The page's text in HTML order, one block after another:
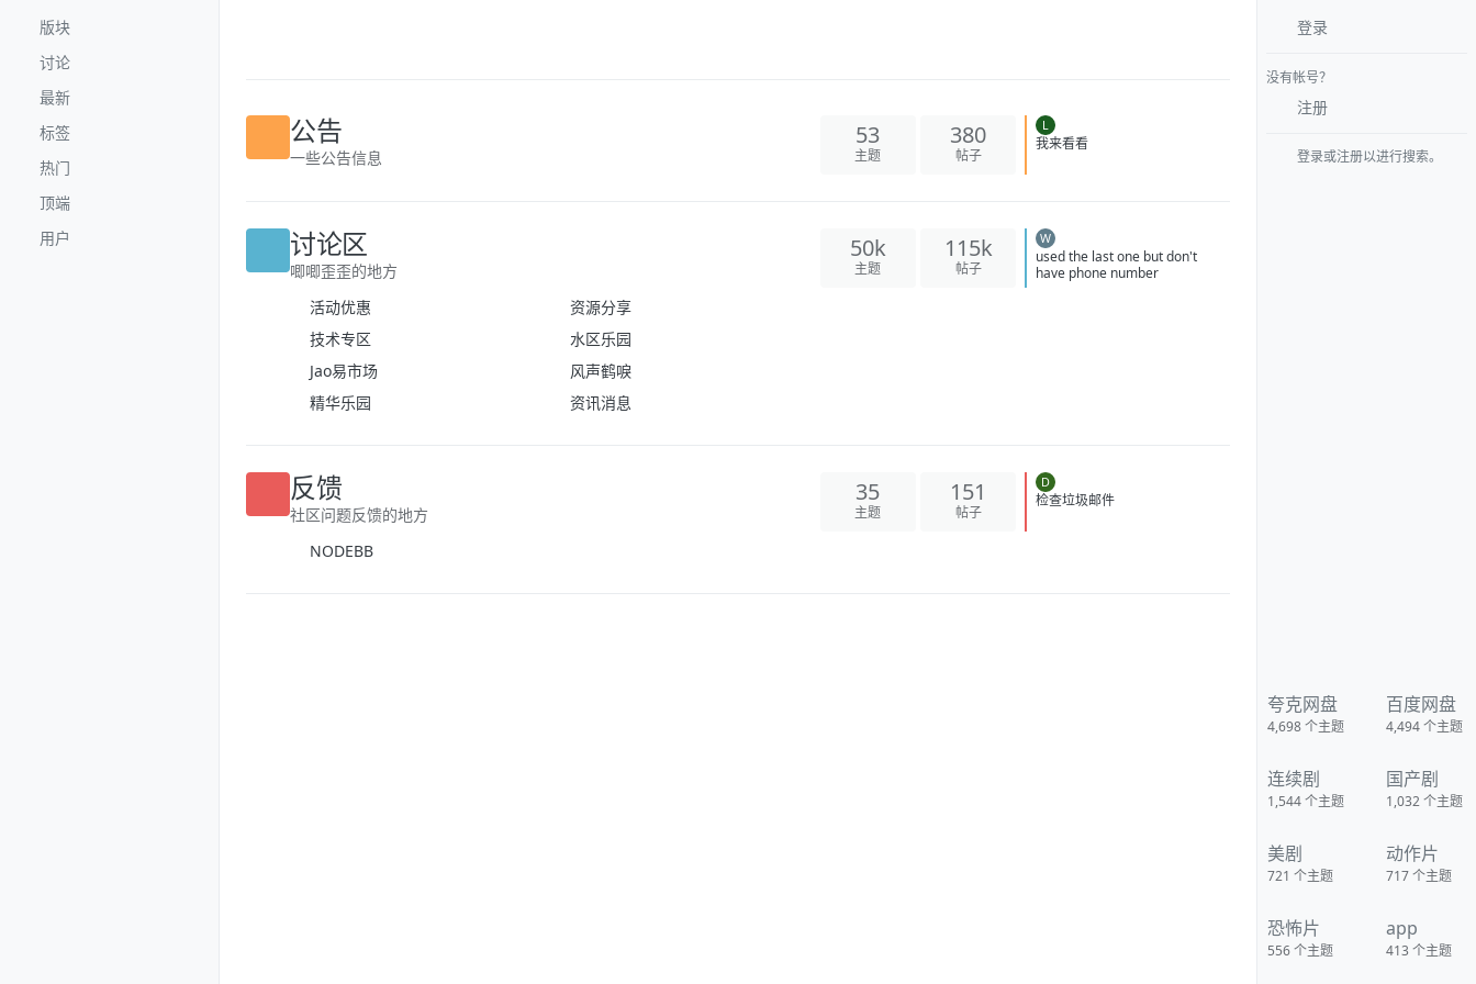
版块
讨论
最新
标签
热门
顶端
用户
公告 53 380 L
讨论区
唧唧歪歪的地方
活动优惠
资源分享
技术专区
水区乐园
Jao易市场
风声鹤唳
50k 115k W
used the last one but don't
反馈 35 151 D
登录
没有帐号？
注册
登录或注册以进行搜索。
夸克网盘
4,698 个主题
百度网盘
4,494 个主题
连续剧
1,544 个主题
国产剧
1,032个主题
美剧
721 个主题
动作片
717个主题
恐怖片
556 个主题
app
413个主题